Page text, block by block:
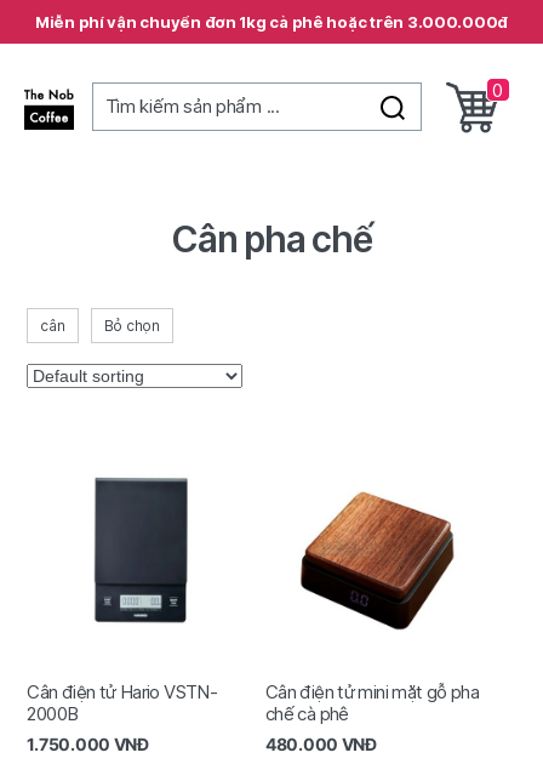
Miễn phí vận chuyển đơn 1kg cà phê hoặc trên 3.000.000đ
Tìm kiếm sản phẩm ...
0
Cân pha chế
cân Bỏ chọn
Cân điện tử Hario VSTN-
2000B
1.750.000 VNĐ
Cân điện tử mini mặt gỗ pha
chế cà phê
480.000 VNĐ